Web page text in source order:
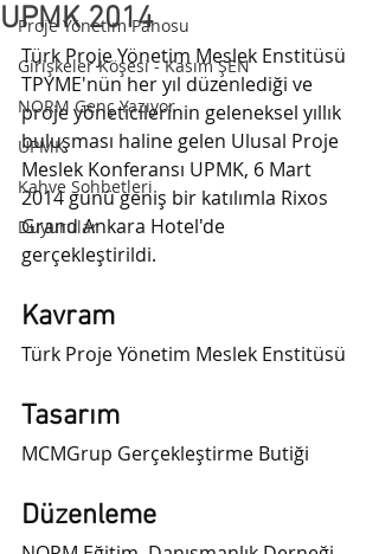
Proje Yönetim Panosu
Girişkeler Köşesi - Kasım ŞEN
NORM Genç Yazıyor
UPMK
Kahve Sohbetleri
Duyurular
UPMK 2014
Türk Proje Yönetim Meslek Enstitüsü
TPYME'nün her yıl düzenlediği ve
proje yöneticilerinin geleneksel yıllık
buluşması haline gelen Ulusal Proje
Meslek Konferansı UPMK, 6 Mart
2014 günü geniş bir katılımla Rixos
Grand Ankara Hotel'de
gerçekleştirildi.
Kavram
Türk Proje Yönetim Meslek Enstitüsü
Tasarım
MCMGrup Gerçekleştirme Butiği
Düzenleme